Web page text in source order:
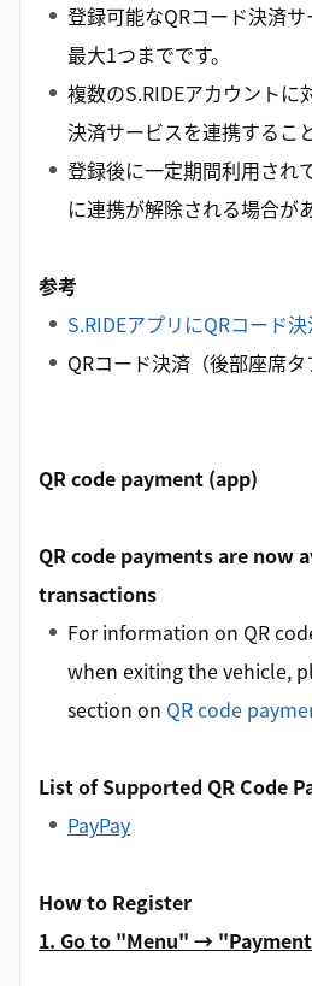
登録可能なQRコード決済
最大1つまでです。
複数のS.RIDEアカウントに
決済サービスを連携するこ
登録後に一定期間利用され
に連携が解除される場合が
参考
S.RIDEアプリにQRコード
QRコード決済（後部座席タ
QR code payment (app)
QR code payments are now
transactions
For information on QR
when exiting the vehicle,
section on QR code
List of Supported QR Code
PayPay
How to Register
1. Go to "Menu" →